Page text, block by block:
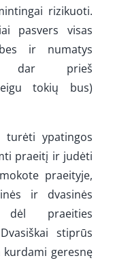
rizikuoti.
pasvers visas
ir numatys
dar prieš
tokių bus)
turėti ypatingos
praeitį ir judėti
praeityje,
ir dvasinės
dėl praeities
stiprūs
kurdami geresnę